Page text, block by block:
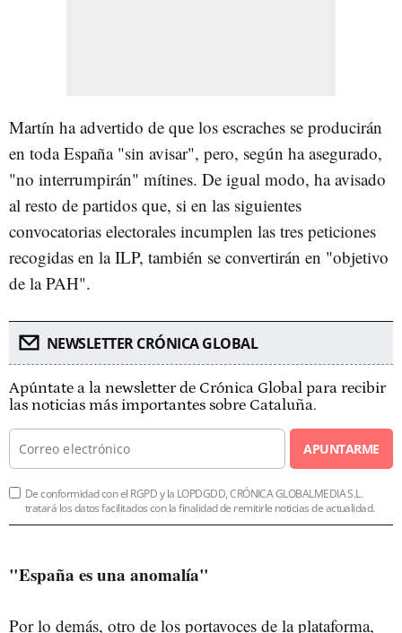
Martín ha advertido de que los escraches se producirán
en toda España "sin avisar", pero, según ha asegurado,
"no interrumpirán" mítines. De igual modo, ha avisado
al resto de partidos que, si en las siguientes
convocatorias electorales incumplen las tres peticiones
recogidas en la ILP, también se convertirán en "objetivo
de la PAH".
NEWSLETTER CRÓNICA GLOBAL
Apúntate a la newsletter de Crónica Global para recibir
las noticias más importantes sobre Cataluña.
APUNTARME
De conformidad con el RGPD y la LOPDGDD, CRÓNICA GLOBALMEDIA S.L.
tratará los datos facilitados con la finalidad de remitirle noticias de actualidad.
"España es una anomalía"
Por lo demás, otro de los portavoces de la plataforma,